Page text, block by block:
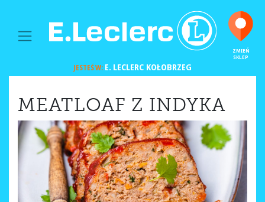
MAIN NAVIGATION
ZMIEŃ
SKLEP
JESTEŚ W: E. LECLERC KOŁOBRZEG
MEATLOAF Z INDYKA